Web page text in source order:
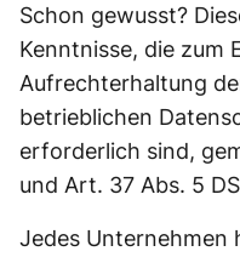
Schon gewusst?
Kenntnisse, die zum
Aufrechterhaltung
betrieblichen
erforderlich sind,
und Art. 37 Abs. 5
Jedes Unternehmen